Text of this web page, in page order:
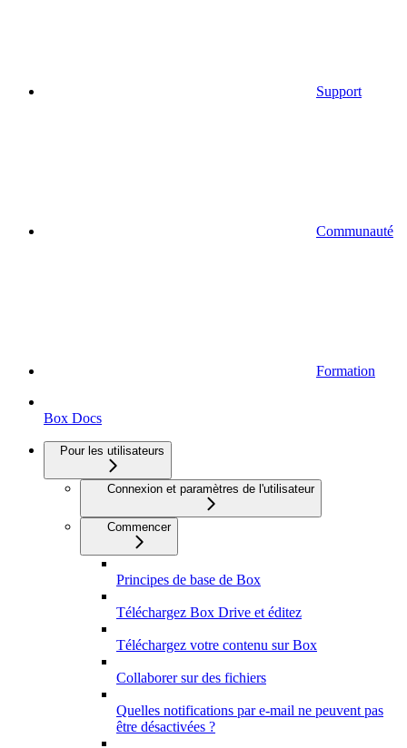
Support
Communauté
Formation
Box Docs
Pour les utilisateurs
Connexion et paramètres de l'utilisateur
Commencer
Principes de base de Box
Téléchargez Box Drive et éditez
Téléchargez votre contenu sur Box
Collaborer sur des fichiers
Quelles notifications par e-mail ne peuvent pas
être désactivées ?